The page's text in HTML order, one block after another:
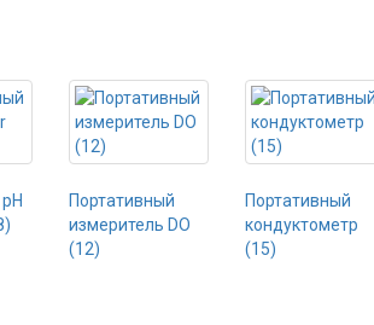
Портативный
измеритель DO
(12)
Портативный
кондуктометр
(15)